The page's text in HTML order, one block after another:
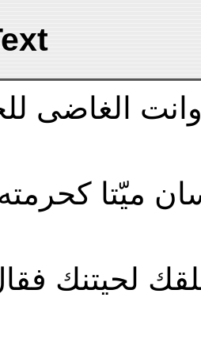
الغاضى
ميّتا
لحيتنك